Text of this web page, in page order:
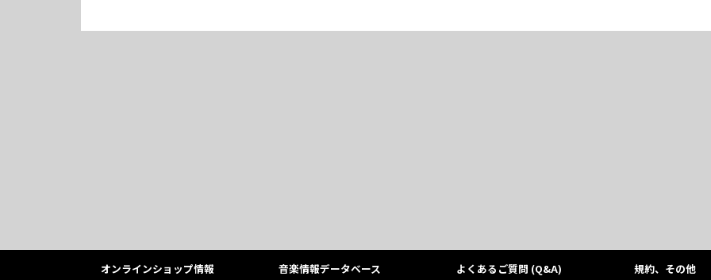
オンラインショップ情報 音楽情報データベース よくあるご質問 (Q&A) 規約、その他